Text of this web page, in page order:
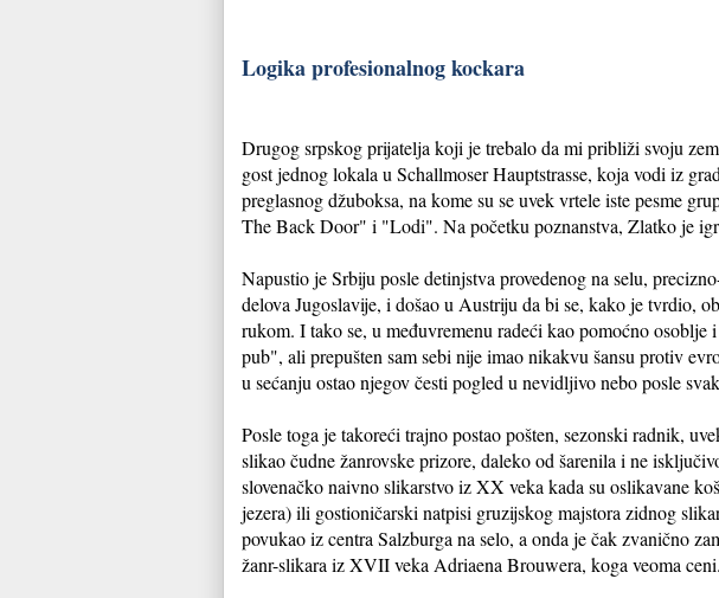
Logika profesionalnog kockara
Drugog srpskog prijatelja koji je trebalo da mi približi svoju
gost jednog lokala u Schallmoser Hauptstrasse, koja vodi iz
preglasnog džuboksa, na kome su se uvek vrtele iste pesme
The Back Door" i "Lodi". Na početku poznanstva, Zlatko je
Napustio je Srbiju posle detinjstva provedenog na selu,
delova Jugoslavije, i došao u Austriju da bi se, kako je tvrdio,
rukom. I tako se, u međuvremenu radeći kao pomoćno
pub", ali prepušten sam sebi nije imao nikakvu šansu protiv
u sećanju ostao njegov česti pogled u nevidljivo nebo posle
Posle toga je takoreći trajno postao pošten, sezonski radnik,
slikao čudne žanrovske prizore, daleko od šarenila i ne
slovenačko naivno slikarstvo iz XX veka kada su oslikavane
jezera) ili gostioničarski natpisi gruzijskog majstora zidnog
povukao iz centra Salzburga na selo, a onda je čak zvanično
žanr-slikara iz XVII veka Adriaena Brouwera, koga veoma ceni.